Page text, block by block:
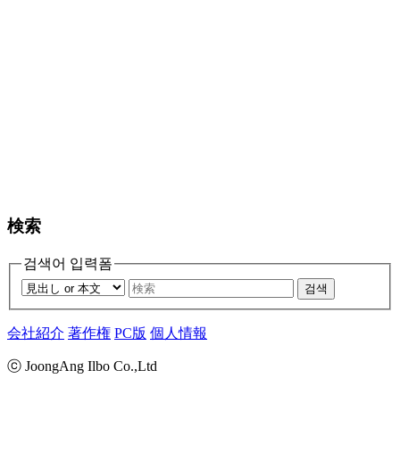
検索
검색어 입력폼
검색
会社紹介 著作権 PC版 個人情報
ⓒ JoongAng Ilbo Co.,Ltd